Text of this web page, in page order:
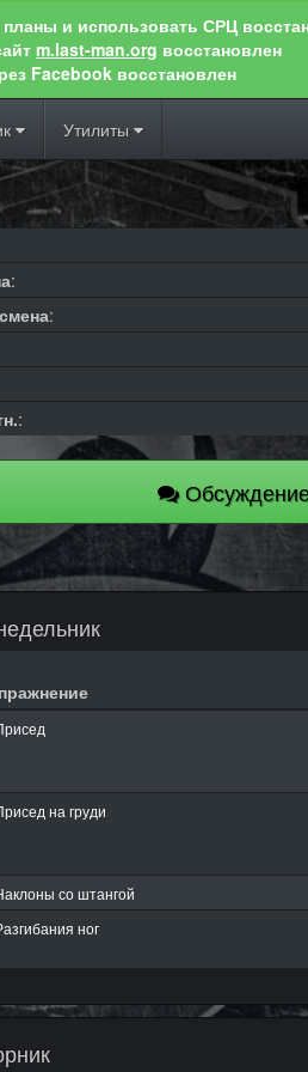
и использовать СРЦ
m.last-man.org восстановлен
Facebook восстановлен
Утилиты
:
:
:
на груди
со штангой
ног